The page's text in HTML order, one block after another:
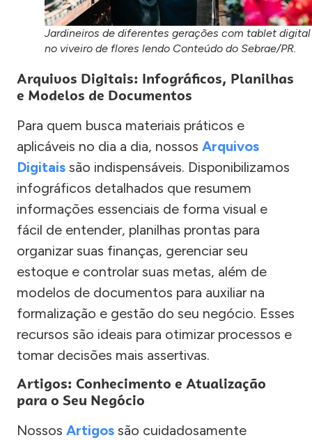
Jardineiros de diferentes gerações com tablet digital
no viveiro de flores lendo Conteúdo do Sebrae/PR.
Arquivos Digitais: Infográficos, Planilhas
e Modelos de Documentos
Para quem busca materiais práticos e
aplicáveis no dia a dia, nossos Arquivos
Digitais são indispensáveis. Disponibilizamos
infográficos detalhados que resumem
informações essenciais de forma visual e
fácil de entender, planilhas prontas para
organizar suas finanças, gerenciar seu
estoque e controlar suas metas, além de
modelos de documentos para auxiliar na
formalização e gestão do seu negócio. Esses
recursos são ideais para otimizar processos e
tomar decisões mais assertivas.
Artigos: Conhecimento e Atualização
para o Seu Negócio
Nossos Artigos são cuidadosamente